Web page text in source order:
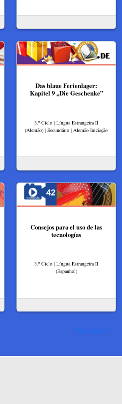
Das blaue Ferienlager:
Kapitel 9 ,,Die Geschenke”
3.º Ciclo | Língua Estrangeira II
(Alemão) | Secundário | Alemão Iniciação
Consejos para el uso de las
tecnologías
3.º Ciclo | Língua Estrangeira II
(Espanhol)
Ver mais